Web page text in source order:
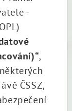
-
,
ČSSZ,